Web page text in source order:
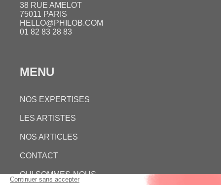
38 RUE AMELOT
75011 PARIS
HELLO@PHILOB.COM
01 82 83 28 83
MENU
NOS EXPERTISES
LES ARTISTES
NOS ARTICLES
CONTACT
QUI SOMMES-NOUS